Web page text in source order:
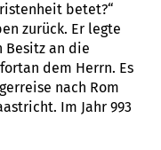
betet?“
zurück. Er legte
Besitz an die
dem Herrn. Es
nach Rom
Im Jahr 993